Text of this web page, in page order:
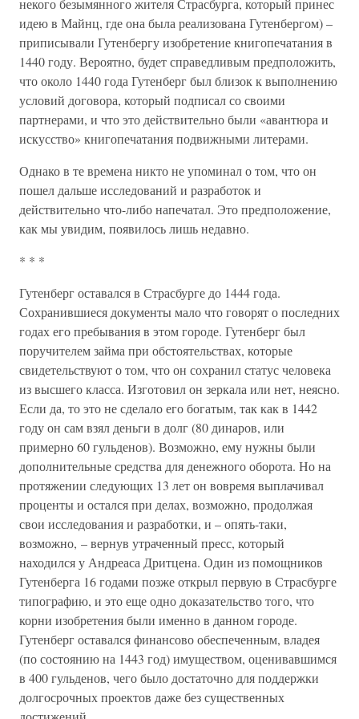
некого безымянного жителя Страсбурга, который принес
идею в Майнц, где она была реализована Гутенбергом) –
приписывали Гутенбергу изобретение книгопечатания в
1440 году. Вероятно, будет справедливым предположить,
что около 1440 года Гутенберг был близок к выполнению
условий договора, который подписал со своими
партнерами, и что это действительно были «авантюра и
искусство» книгопечатания подвижными литерами.
Однако в те времена никто не упоминал о том, что он
пошел дальше исследований и разработок и
действительно что-либо напечатал. Это предположение,
как мы увидим, появилось лишь недавно.
* * *
Гутенберг оставался в Страсбурге до 1444 года.
Сохранившиеся документы мало что говорят о последних
годах его пребывания в этом городе. Гутенберг был
поручителем займа при обстоятельствах, которые
свидетельствуют о том, что он сохранил статус человека
из высшего класса. Изготовил он зеркала или нет, неясно.
Если да, то это не сделало его богатым, так как в 1442
году он сам взял деньги в долг (80 динаров, или
примерно 60 гульденов). Возможно, ему нужны были
дополнительные средства для денежного оборота. Но на
протяжении следующих 13 лет он вовремя выплачивал
проценты и остался при делах, возможно, продолжая
свои исследования и разработки, и – опять-таки,
возможно, – вернув утраченный пресс, который
находился у Андреаса Дритцена. Один из помощников
Гутенберга 16 годами позже открыл первую в Страсбурге
типографию, и это еще одно доказательство того, что
корни изобретения были именно в данном городе.
Гутенберг оставался финансово обеспеченным, владея
(по состоянию на 1443 год) имуществом, оценивавшимся
в 400 гульденов, чего было достаточно для поддержки
долгосрочных проектов даже без существенных